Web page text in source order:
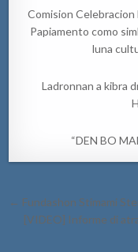
Comision Celebracion
Papiamento como
luna
Ladronnan a kibra
“DEN BO
Post
navigation
← Fundashon Stimami
[VIDEO] Informe di